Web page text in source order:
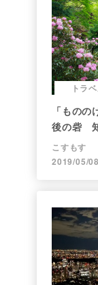
トラ
「もの
後の砦
こすもす
2019/05/08